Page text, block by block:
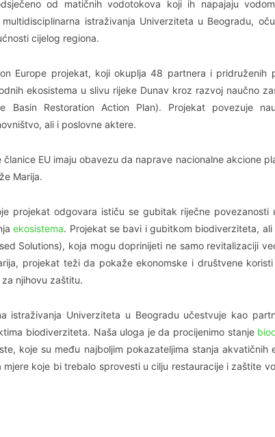
od matičnih vodotokova koji ih napajaju
istraživanja Univerziteta u Beogradu,
cijelog regiona.
Europe projekat, koji okuplja 48 partnera i pridruženih
ekosistema u slivu rijeke Dunav kroz razvoj naučno
Basin Restoration Action Plan). Projekat povezuje
ali i poslovne aktere.
članice EU imaju obavezu da naprave nacionalne akcione
Marija.
projekat odgovara ističu se gubitak riječne povezanosti
ekosistema. Projekat se bavi i gubitkom biodiverziteta,
Solutions), koja mogu doprinijeti ne samo revitalizaciji
projekat teži da pokaže ekonomske i društvene koristi
njihovu zaštitu.
istraživanja Univerziteta u Beogradu učestvuje kao
biodiverziteta. Naša uloga je da procijenimo stanje
koje su među najboljim pokazateljima stanja akvatičnih
koje bi trebalo sprovesti u cilju restauracije i zaštite